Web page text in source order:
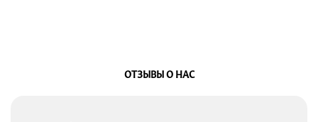
ОТЗЫВЫ О НАС